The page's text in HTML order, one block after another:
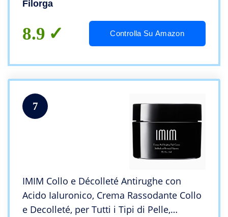
Filorga
8.9 Controlla Su Amazon
7
IMIM Collo e Décolleté Antirughe con
Acido Ialuronico, Crema Rassodante Collo
e Decolleté, per Tutti i Tipi di Pelle,